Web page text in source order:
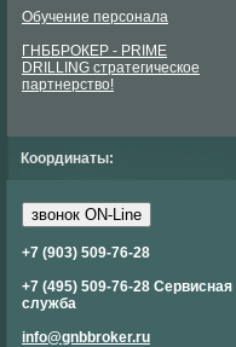
Обучение персонала
ГНББРОКЕР - PRIME
DRILLING стратегическое
партнерство!
Координаты:
звонок ON-Line
+7 (903) 509-76-28
+7 (495) 509-76-28 Сервисная
служба
info@gnbbroker.ru